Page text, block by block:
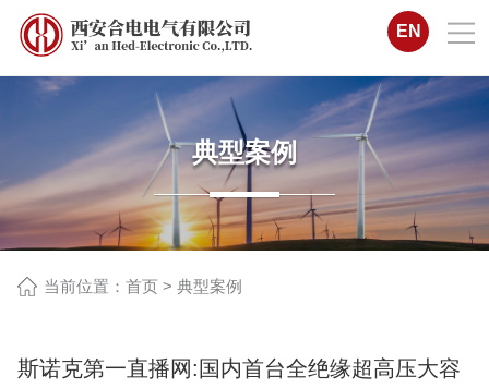
EN
典型案例
当前位置： 首页 > 典型案例
斯诺克第一直播网:国内首台全绝缘超高压大容